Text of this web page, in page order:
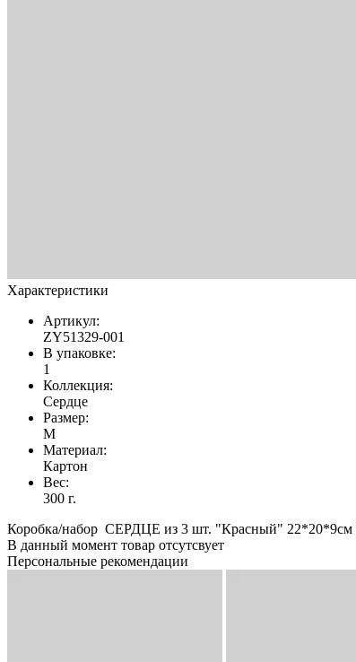
Характеристики
Артикул:
ZY51329-001
В упаковке:
1
Коллекция:
Сердце
Размер:
M
Материал:
Картон
Вес:
300 г.
Коробка/набор СЕРДЦЕ из 3 шт. "Красный" 22*20*9см
В данный момент товар отсутсвует
Персональные рекомендации